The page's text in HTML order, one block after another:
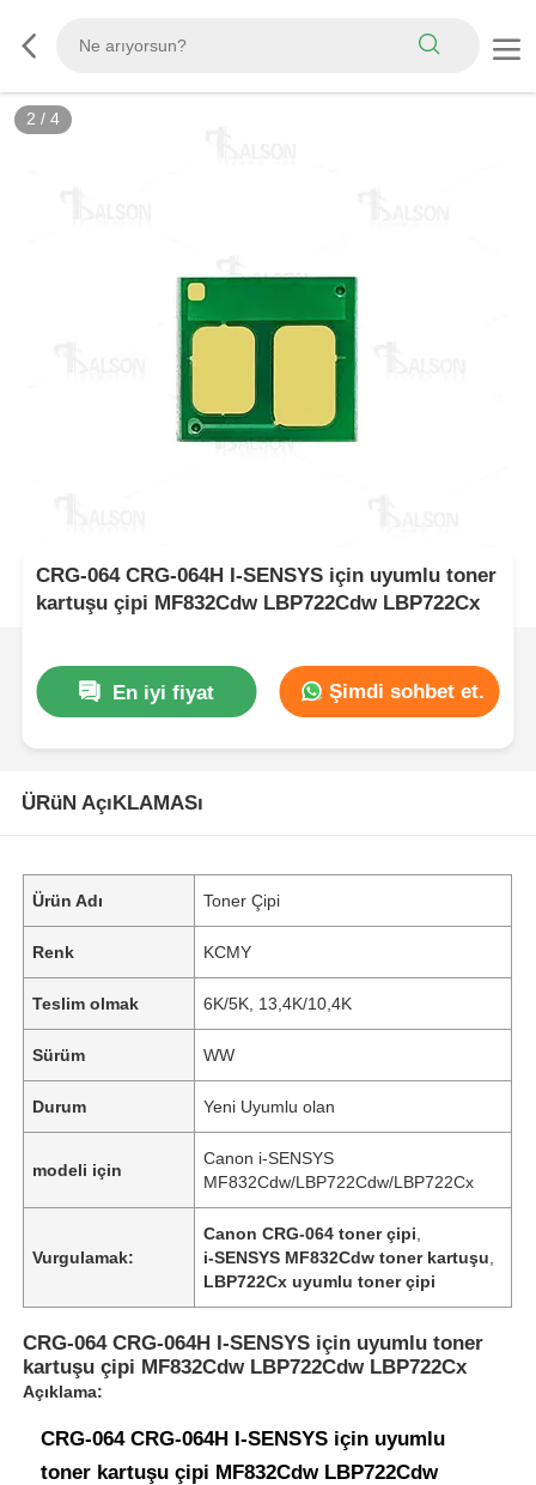
2 / 4
CRG-064 CRG-064H I-SENSYS için uyumlu toner
kartuşu çipi MF832Cdw LBP722Cdw LBP722Cx
En iyi fiyat Şimdi sohbet et.
ÜRüN AçıKLAMASı
Ürün Adı Toner Çipi
Renk KCMY
Teslim olmak 6K/5K, 13,4K/10,4K
Sürüm WW
Durum Yeni Uyumlu olan
modeli için
Canon i-SENSYS
MF832Cdw/LBP722Cdw/LBP722Cx
Vurgulamak:
Canon CRG-064 toner çipi
i-SENSYS MF832Cdw toner kartuşu
LBP722Cx uyumlu toner çipi
CRG-064 CRG-064H I-SENSYS için uyumlu toner
kartuşu çipi MF832Cdw LBP722Cdw LBP722Cx
Açıklama:
CRG-064 CRG-064H I-SENSYS için uyumlu
toner kartuşu çipi MF832Cdw LBP722Cdw